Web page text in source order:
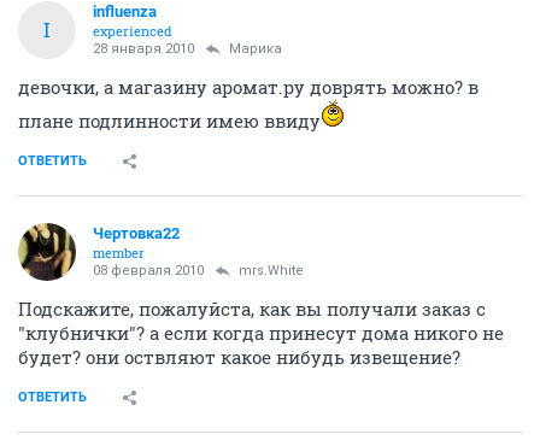
I
influenza
experienced
28 января 2010 Марика
девочки, а магазину аромат.ру доврять можно? в
плане подлинности имею ввиду
ОТВЕТИТЬ
Чертовка22
member
08 февраля 2010 mrs.White
Подскажите, пожалуйста, как вы получали заказ с
"клубнички"? а если когда принесут дома никого не
будет? они оствляют какое нибудь извещение?
ОТВЕТИТЬ